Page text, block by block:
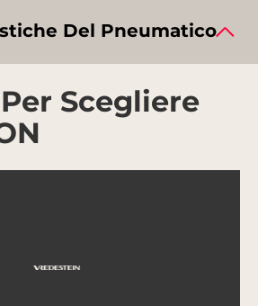
Del Pneumatico
Scegliere